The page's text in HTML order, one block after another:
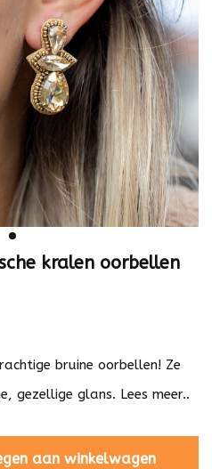
kralen oorbellen
bruine oorbellen! Ze
gezellige glans. Lees meer..
aan winkelwagen